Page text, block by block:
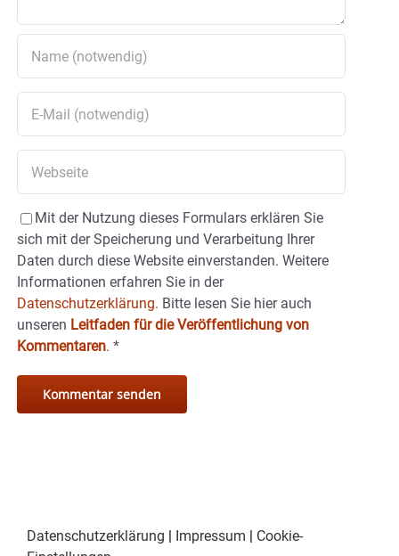
Mit der Nutzung dieses Formulars erklären Sie
sich mit der Speicherung und Verarbeitung Ihrer
Daten durch diese Website einverstanden. Weitere
Informationen erfahren Sie in der
Datenschutzerklärung. Bitte lesen Sie hier auch
unseren Leitfaden für die Veröffentlichung von
Kommentaren. *
Datenschutzerklärung | Impressum | Cookie-